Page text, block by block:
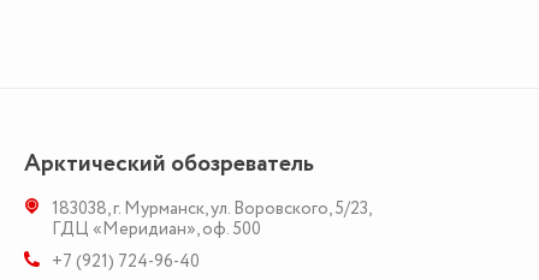
Арктический обозреватель
183038,г. Мурманск,ул. Воровского, 5/23,
ГДЦ «Меридиан», оф. 500
+7 (921) 724-96-40